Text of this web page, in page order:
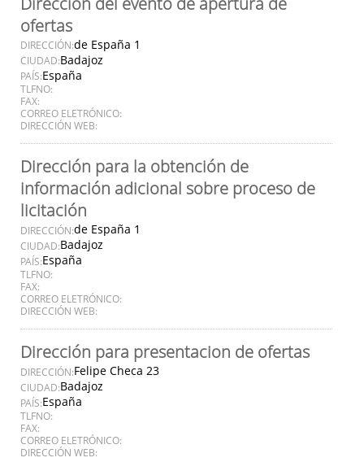
ofertas
DIRECCIÓN:de España 1
CIUDAD:Badajoz
PAÍS:España
TLFNO:
FAX:
CORREO ELETRÓNICO:
DIRECCIÓN WEB:
Dirección para la obtención de
información adicional sobre proceso de
licitación
DIRECCIÓN:de España 1
CIUDAD:Badajoz
PAÍS:España
TLFNO:
FAX:
CORREO ELETRÓNICO:
DIRECCIÓN WEB:
Dirección para presentacion de ofertas
DIRECCIÓN:Felipe Checa 23
CIUDAD:Badajoz
PAÍS:España
TLFNO:
FAX:
CORREO ELETRÓNICO:
DIRECCIÓN WEB: